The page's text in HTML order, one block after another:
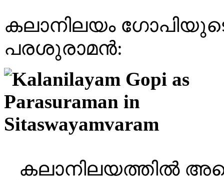
കലാനിലയം
പരശുരാമൻ:
കലാനിലയത്തിൽ